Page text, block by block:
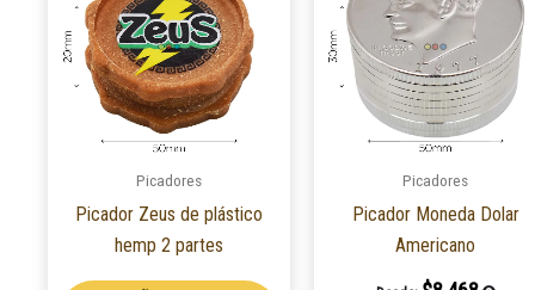
Picadores
Picador Zeus de plástico
hemp 2 partes
múltiples
variantes.
Picadores
Picador Moneda Dolar
Americano